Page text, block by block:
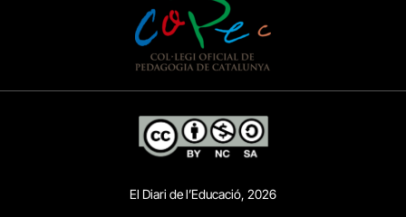
El Diari de l’Educació, 2026